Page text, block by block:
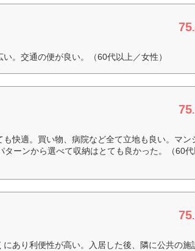
75
。交通の便が良い。（60代以上／女性）
75
快適。買い物、病院など全て立地も良い。マン
ーンから選べて収納はとても良かった。（60代
75
あり利便性が高い。入居した後、隣に公共の施